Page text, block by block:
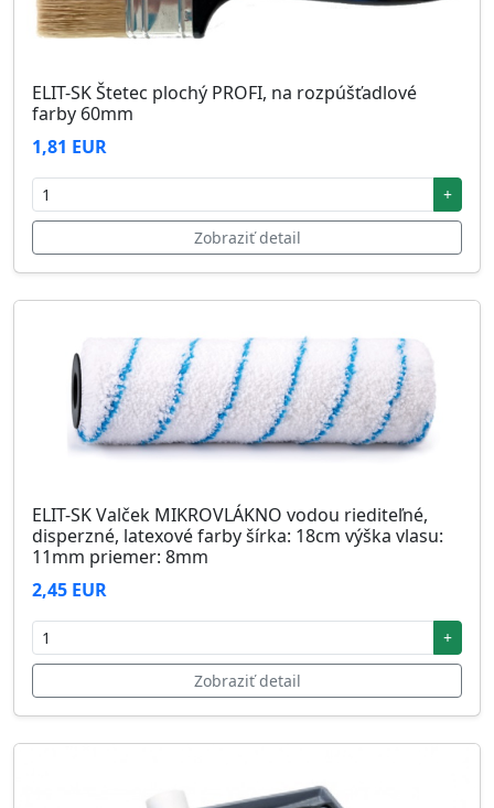
ELIT-SK Štetec plochý PROFI, na rozpúšťadlové
farby 60mm
1,81 EUR
+
Zobraziť detail
ELIT-SK Valček MIKROVLÁKNO vodou riediteľné,
disperzné, latexové farby šírka: 18cm výška vlasu:
11mm priemer: 8mm
2,45 EUR
+
Zobraziť detail